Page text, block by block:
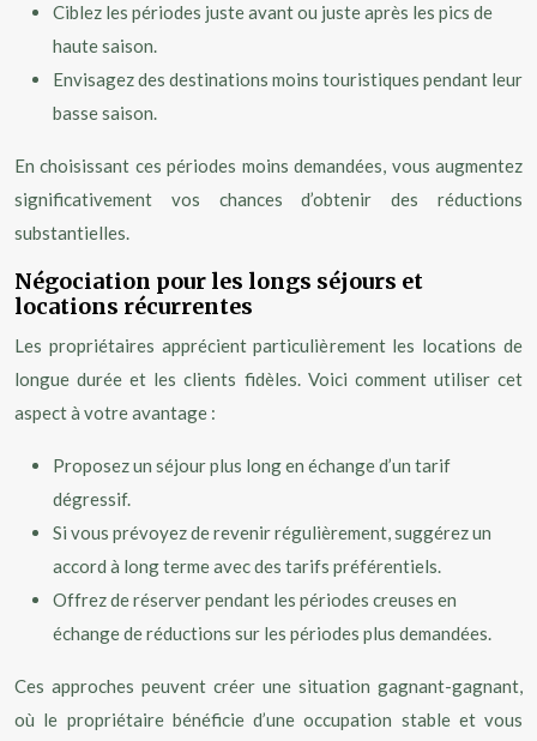
Ciblez les périodes juste avant ou juste après les pics de
haute saison.
Envisagez des destinations moins touristiques pendant leur
basse saison.
En choisissant ces périodes moins demandées, vous augmentez
significativement vos chances d’obtenir des réductions
substantielles.
Négociation pour les longs séjours et
locations récurrentes
Les propriétaires apprécient particulièrement les locations de
longue durée et les clients fidèles. Voici comment utiliser cet
aspect à votre avantage :
Proposez un séjour plus long en échange d’un tarif
dégressif.
Si vous prévoyez de revenir régulièrement, suggérez un
accord à long terme avec des tarifs préférentiels.
Offrez de réserver pendant les périodes creuses en
échange de réductions sur les périodes plus demandées.
Ces approches peuvent créer une situation gagnant-gagnant,
où le propriétaire bénéficie d’une occupation stable et vous